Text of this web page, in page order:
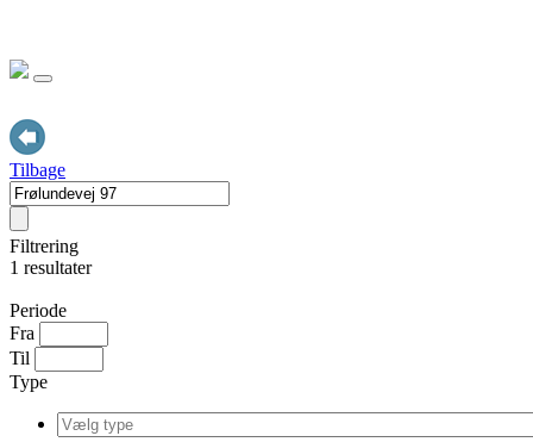
Tilbage
Filtrering
1 resultater
Periode
Fra
Til
Type